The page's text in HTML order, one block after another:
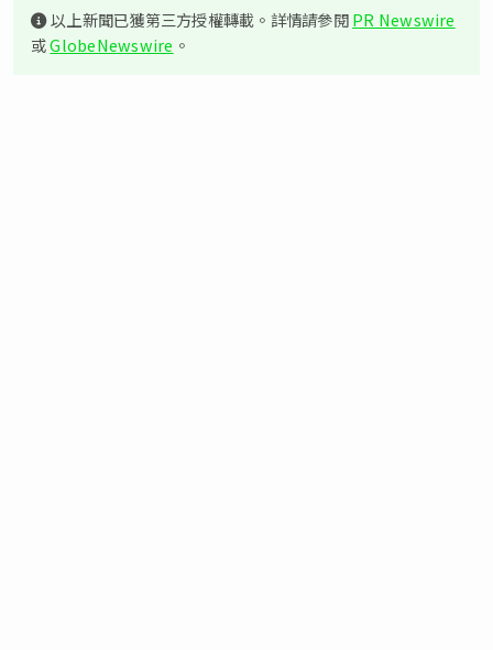
以上新聞已獲第三方授權轉載。詳情請參閱PR Newswire
或GlobeNewswire 。